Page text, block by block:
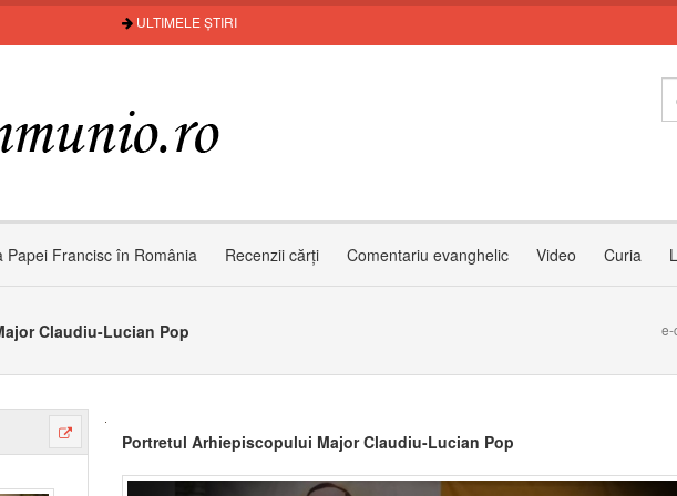
ULTIMELE ȘTIRI
Papei Francisc în România Recenzii cărți Comentariu evanghelic Video Curia
Claudiu-Lucian Pop e-
Portretul Arhiepiscopului Major Claudiu-Lucian Pop